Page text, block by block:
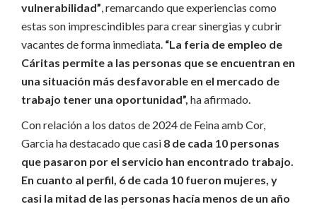
vulnerabilidad”, remarcando que experiencias como
estas son imprescindibles para crear sinergias y cubrir
vacantes de forma inmediata. “La feria de empleo de
Cáritas permite a las personas que se encuentran en
una situación más desfavorable en el mercado de
trabajo tener una oportunidad”, ha afirmado.
Con relación a los datos de 2024 de Feina amb Cor,
Garcia ha destacado que casi 8 de cada 10 personas
que pasaron por el servicio han encontrado trabajo.
En cuanto al perfil, 6 de cada 10 fueron mujeres, y
casi la mitad de las personas hacía menos de un año